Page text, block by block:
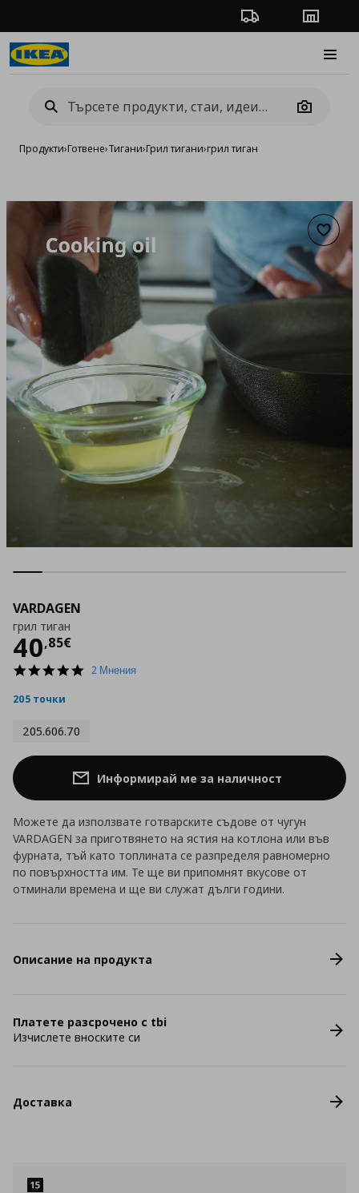
Проследяване на
Camera
Продукти›Готвене›Тигани›Грил тигани›грил тиган
VARDAGEN
грил тиган
40,85€
Цена
5.0
2 Мнения
205 точки
205.606.70
Информирай ме за наличност
Можете да използвате готварските съдове от чугун
VARDAGEN за приготвянето на ястия на котлона или във
фурната, тъй като топлината се разпределя равномерно
по повърхността им. Те ще ви припомнят вкусове от
отминали времена и ще ви служат дълги години.
Описание на продукта
Платете разсрочено с tbi
Изчислете вноските си
Доставка